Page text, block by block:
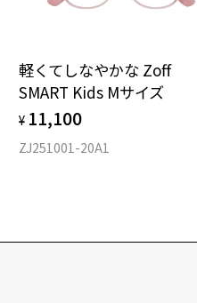
軽くてしなやかな Zoff
SMART Kids Mサイズ
¥ 11,100
ZJ251001-20A1